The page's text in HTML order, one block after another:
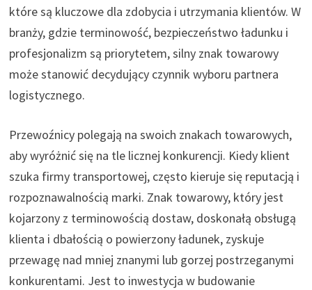
które są kluczowe dla zdobycia i utrzymania klientów. W
branży, gdzie terminowość, bezpieczeństwo ładunku i
profesjonalizm są priorytetem, silny znak towarowy
może stanowić decydujący czynnik wyboru partnera
logistycznego.
Przewoźnicy polegają na swoich znakach towarowych,
aby wyróżnić się na tle licznej konkurencji. Kiedy klient
szuka firmy transportowej, często kieruje się reputacją i
rozpoznawalnością marki. Znak towarowy, który jest
kojarzony z terminowością dostaw, doskonałą obsługą
klienta i dbałością o powierzony ładunek, zyskuje
przewagę nad mniej znanymi lub gorzej postrzeganymi
konkurentami. Jest to inwestycja w budowanie